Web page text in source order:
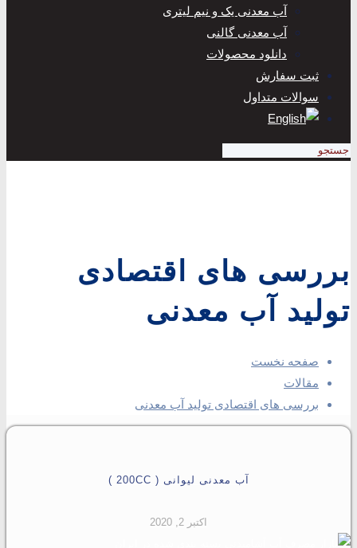
آب معدنی یک و نیم لیتری
آب معدنی گالنی
دانلود محصولات
ثبت سفارش
سوالات متداول
بررسی های اقتصادی
تولید آب معدنی
صفحه نخست
مقالات
بررسی های اقتصادی تولید آب معدنی
آب معدنی لیوانی ( 200CC )
اکتبر 2, 2020